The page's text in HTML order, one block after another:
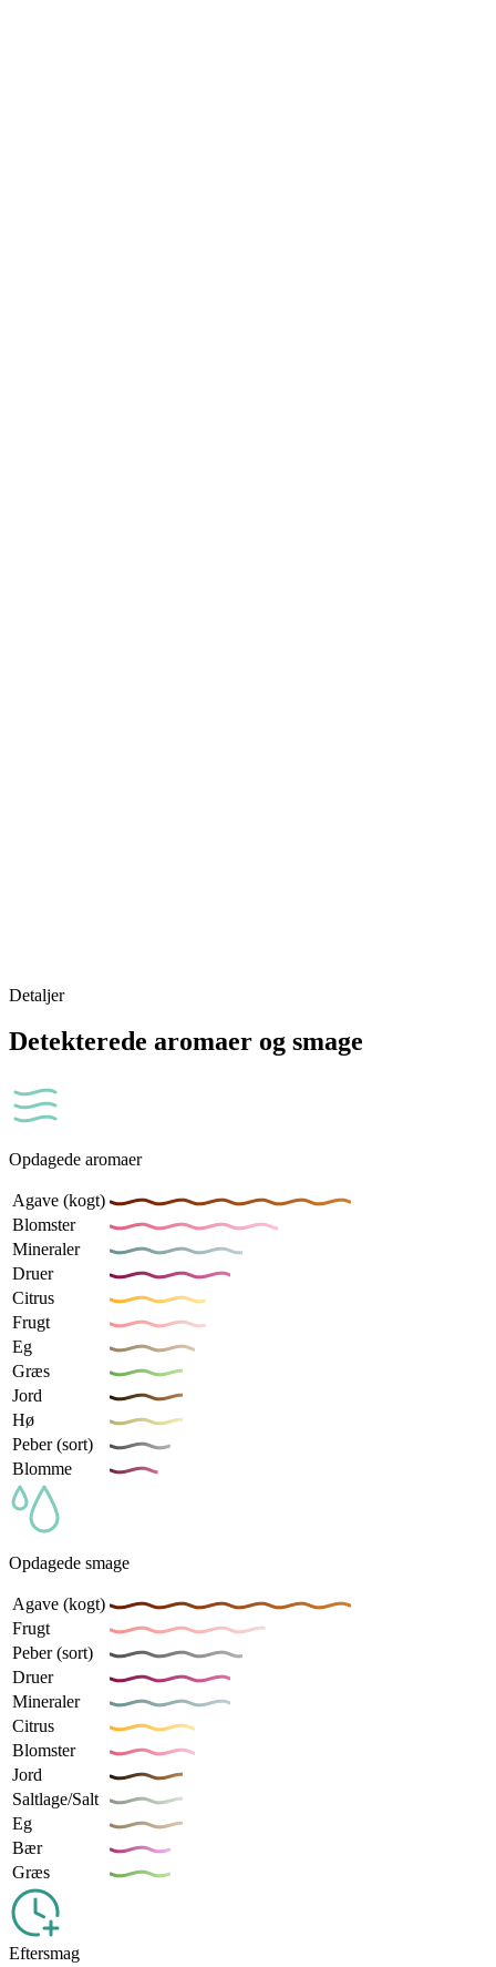
Detaljer
Detekterede aromaer og smage
Opdagede aromaer
Agave (kogt)
Blomster
Mineraler
Druer
Citrus
Frugt
Eg
Græs
Jord
Hø
Peber (sort)
Blomme
Opdagede smage
Agave (kogt)
Frugt
Peber (sort)
Druer
Mineraler
Citrus
Blomster
Jord
Saltlage/Salt
Eg
Bær
Græs
Eftersmag